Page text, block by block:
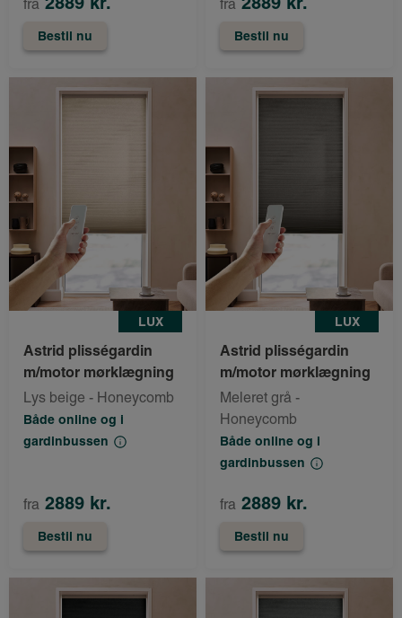
fra
Bestil nu
fra
Bestil nu
LUX
Astrid plisségardin
m/motor mørklægning
Lys beige - Honeycomb
Både online og i
gardinbussen
fra 2889 kr.
Bestil nu
LUX
Astrid plisségardin
m/motor mørklægning
Meleret grå -
Honeycomb
Både online og i
gardinbussen
fra 2889 kr.
Bestil nu